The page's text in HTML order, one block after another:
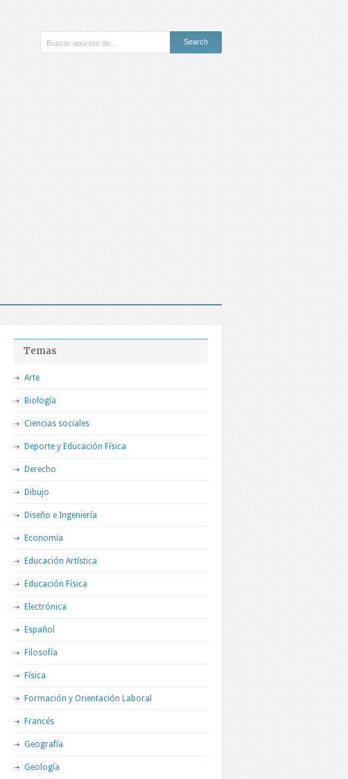
Temas
Arte
Biología
Ciencias sociales
Deporte y Educación Física
Derecho
Dibujo
Diseño e Ingeniería
Economía
Educación Artística
Educación Física
Electrónica
Español
Filosofía
Física
Formación y Orientación Laboral
Francés
Geografía
Geología